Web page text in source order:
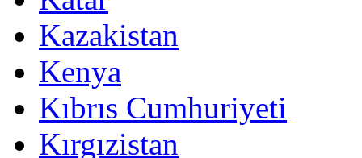
Kazakistan
Kenya
Kıbrıs Cumhuriyeti
Kırgızistan